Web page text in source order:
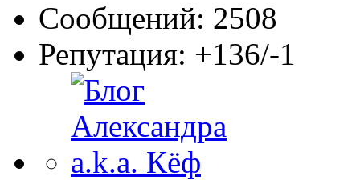
Сообщений: 2508
Репутация: +136/-1